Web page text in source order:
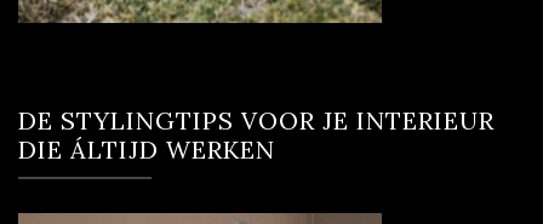
DE STYLINGTIPS VOOR JE INTERIEUR
DIE ÁLTIJD WERKEN